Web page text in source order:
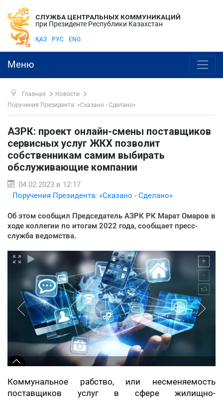
СЛУЖБА ЦЕНТРАЛЬНЫХ КОММУНИКАЦИЙ
при Президенте Республики Казахстан
ҚАЗ РУС ENG
Меню
Главная
Новости
Поручения Президента: «Сказано - Сделано»
АЗРК: проект онлайн-смены поставщиков
сервисных услуг ЖКХ позволит
собственникам самим выбирать
обслуживающие компании
04.02.2023 в 12:17
Поручения Президента: «Сказано - Сделано»
Об этом сообщил Председатель АЗРК РК Марат Омаров в
ходе коллегии по итогам 2022 года, сообщает пресс-
служба ведомства.
Коммунальное рабство, или несменяемость
поставщиков услуг в сфере жилищно-